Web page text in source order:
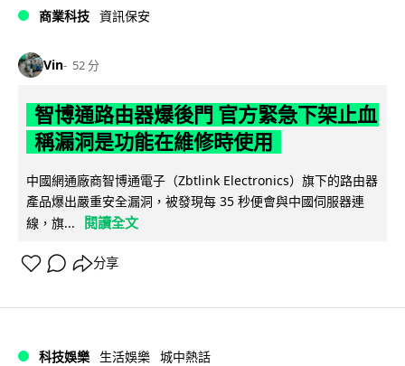
商業科技 資訊保安
Vin 52 分
智博通路由器爆後門 官方緊急下架止血
稱漏洞是功能在維修時使用
中國網通廠商智博通電子（Zbtlink Electronics）旗下的路由器
產品爆出嚴重安全漏洞，被發現每 35 秒便會與中國伺服器連
線，旗...
閱讀全文
分享
科技娛樂 生活娛樂 城中熱話